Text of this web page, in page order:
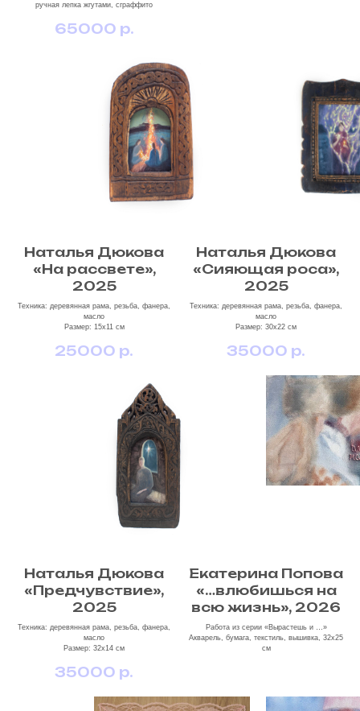
ручная лепка жгутами, сграффито
65000 р.
Наталья Дюкова
«На рассвете»,
2025
Техника: деревянная рама, резьба, фанера,
масло
Размер: 15х11 см
25000 р.
Наталья Дюкова
«Сияющая роса»,
2025
Техника: деревянная рама, резьба, фанера,
масло
Размер: 30х22 см
35000 р.
Наталья Дюкова
«Предчувствие»,
2025
Техника: деревянная рама, резьба, фанера,
масло
Размер: 32х14 см
35000 р.
Екатерина Попова
«…влюбишься на
всю жизнь», 2026
Работа из серии «Вырастешь и …»
Акварель, бумага, текстиль, вышивка, 32х25
см